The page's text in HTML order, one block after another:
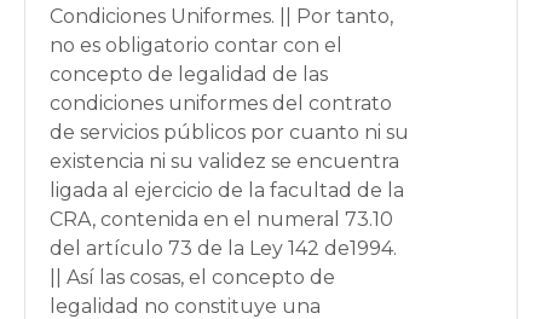
Condiciones Uniformes. || Por tanto,
no es obligatorio contar con el
concepto de legalidad de las
condiciones uniformes del contrato
de servicios públicos por cuanto ni su
existencia ni su validez se encuentra
ligada al ejercicio de la facultad de la
CRA, contenida en el numeral 73.10
del artículo 73 de la Ley 142 de1994.
|| Así las cosas, el concepto de
legalidad no constituye una